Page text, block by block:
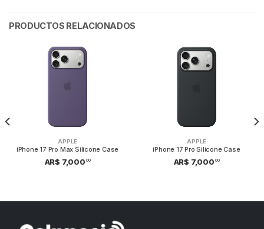
PRODUCTOS RELACIONADOS
APPLE
iPhone 17 Pro Max Silicone Case
AR$ 7,000 00
APPLE
iPhone 17 Pro Silicone Case
AR$ 7,000 00